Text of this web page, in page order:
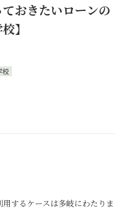
おきたいローンの
】
校
するケースは多岐にわたりま